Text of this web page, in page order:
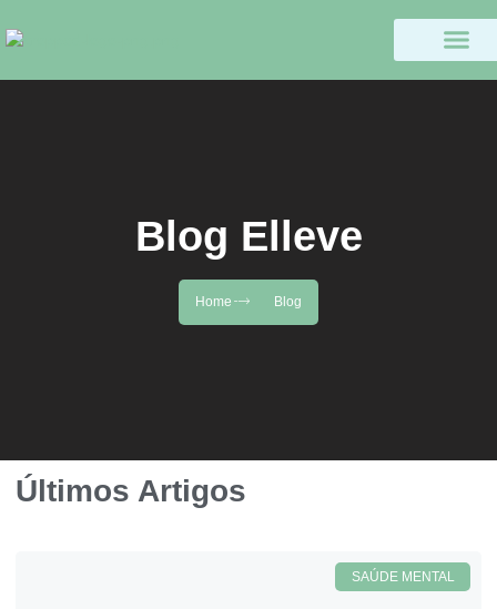
Blog Elleve
Home Blog
Últimos Artigos
SAÚDE MENTAL